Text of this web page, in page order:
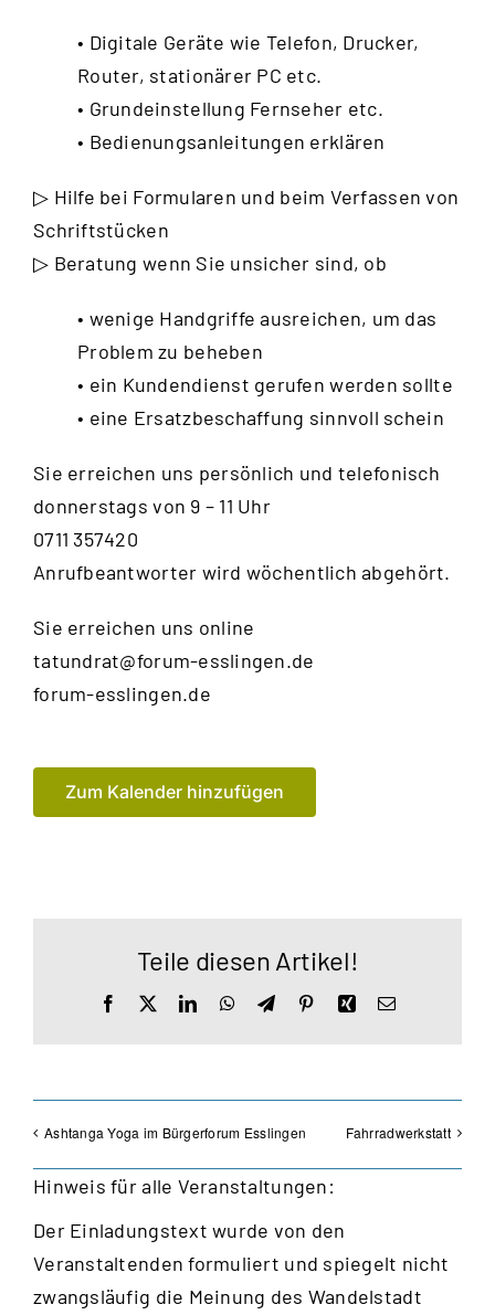
• Digitale Geräte wie Telefon, Drucker,
Router, stationärer PC etc.
• Grundeinstellung Fernseher etc.
• Bedienungsanleitungen erklären
▷ Hilfe bei Formularen und beim Verfassen von
Schriftstücken
▷ Beratung wenn Sie unsicher sind, ob
• wenige Handgriffe ausreichen, um das
Problem zu beheben
• ein Kundendienst gerufen werden sollte
• eine Ersatzbeschaffung sinnvoll schein
Sie erreichen uns persönlich und telefonisch
donnerstags von 9 – 11 Uhr
0711 357420
Anrufbeantworter wird wöchentlich abgehört.
Sie erreichen uns online
tatundrat@forum-esslingen.de
forum-esslingen.de
Zum Kalender hinzufügen
Teile diesen Artikel!
Facebook LinkedInWhatsApp
TelegramPinterestXingE-
Ashtanga Yoga im Bürgerforum Esslingen Fahrradwerkstatt
Hinweis für alle Veranstaltungen:
Der Einladungstext wurde von den
Veranstaltenden formuliert und spiegelt nicht
zwangsläufig die Meinung des Wandelstadt